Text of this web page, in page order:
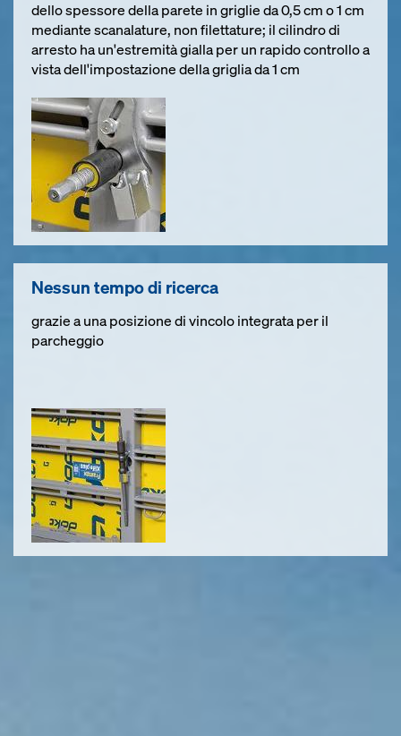
dello spessore della parete in griglie da 0,5 cm o 1 cm
mediante scanalature, non filettature; il cilindro di
arresto ha un'estremità gialla per un rapido controllo a
vista dell'impostazione della griglia da 1 cm
Nessun tempo di ricerca
grazie a una posizione di vincolo integrata per il
parcheggio